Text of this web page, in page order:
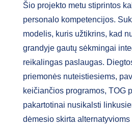
Šio projekto metu stiprintos
personalo kompetencijos.
modelis, kuris užtikrins, kad
grandyje gautų sėkmingai
reikalingas paslaugas.
priemonės nuteistiesiems,
keičiančios programos, TOG
pakartotinai nusikalsti
dėmesio skirta